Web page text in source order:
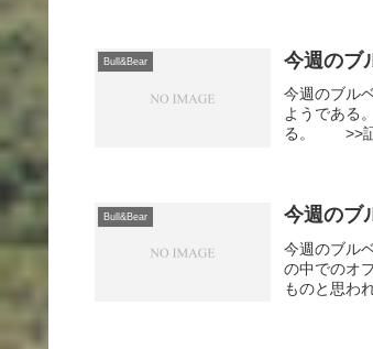
Bull&Bear 今週のブ
今週のブル
ようである
る。 >>
Bull&Bear 今週のブ
今週のブル
の中でのオ
ものと思